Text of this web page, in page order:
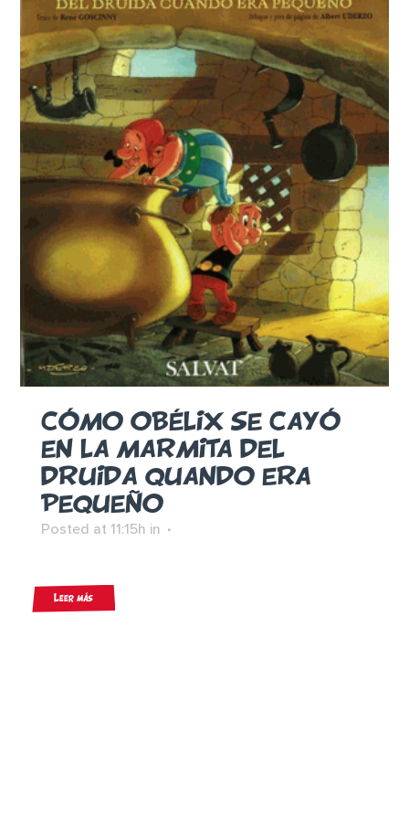
CÓMO OBÉLIX SE CAYÓ
EN LA MARMITA DEL
DRUIDA QUANDO ERA
PEQUEÑO
Posted at 11:15h in
Leer más